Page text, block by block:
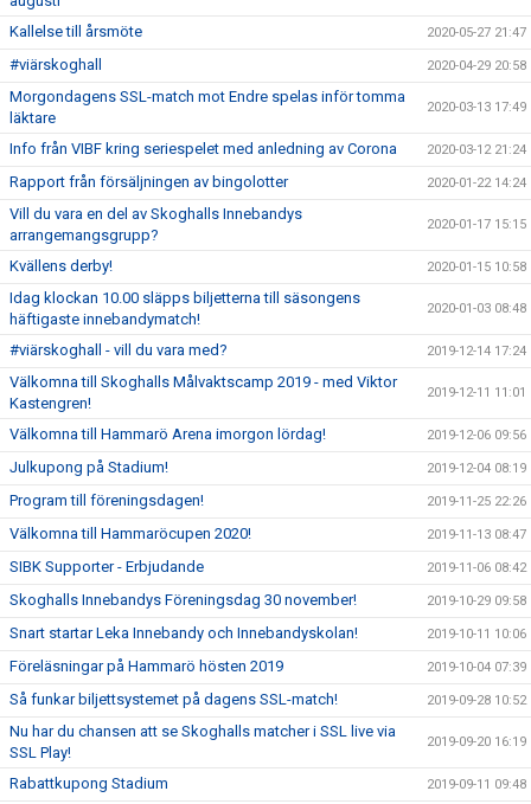
Kallelse till årsmöte 2020-05-27 21:47
#viärskoghall 2020-04-29 20:58
Morgondagens SSL-match mot Endre spelas inför tomma
läktare
2020-03-13 17:49
Info från VIBF kring seriespelet med anledning av Corona 2020-03-12 21:24
Rapport från försäljningen av bingolotter 2020-01-22 14:24
Vill du vara en del av Skoghalls Innebandys
arrangemangsgrupp?
2020-01-17 15:15
Kvällens derby! 2020-01-15 10:58
Idag klockan 10.00 släpps biljetterna till säsongens
häftigaste innebandymatch!
2020-01-03 08:48
#viärskoghall - vill du vara med? 2019-12-14 17:24
Välkomna till Skoghalls Målvaktscamp 2019 - med Viktor
Kastengren!
2019-12-11 11:01
Välkomna till Hammarö Arena imorgon lördag! 2019-12-06 09:56
Julkupong på Stadium! 2019-12-04 08:19
Program till föreningsdagen! 2019-11-25 22:26
Välkomna till Hammaröcupen 2020! 2019-11-13 08:47
SIBK Supporter - Erbjudande 2019-11-06 08:42
Skoghalls Innebandys Föreningsdag 30 november! 2019-10-29 09:58
Snart startar Leka Innebandy och Innebandyskolan! 2019-10-11 10:06
Föreläsningar på Hammarö hösten 2019 2019-10-04 07:39
Så funkar biljettsystemet på dagens SSL-match! 2019-09-28 10:52
Nu har du chansen att se Skoghalls matcher i SSL live via
SSL Play!
2019-09-20 16:19
Rabattkupong Stadium 2019-09-11 09:48